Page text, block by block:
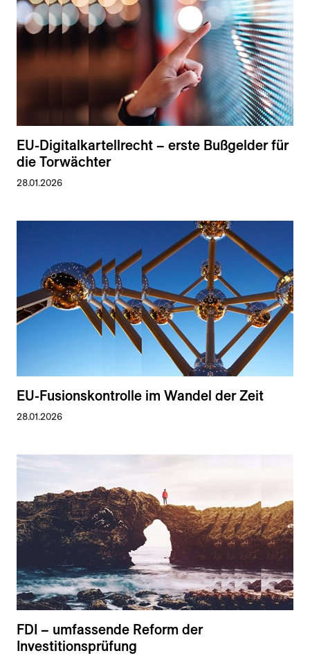
EU-Digitalkartellrecht – erste Bußgelder für
die Torwächter
28.01.2026
EU-Fusionskontrolle im Wandel der Zeit
28.01.2026
FDI – umfassende Reform der
Investitionsprüfung